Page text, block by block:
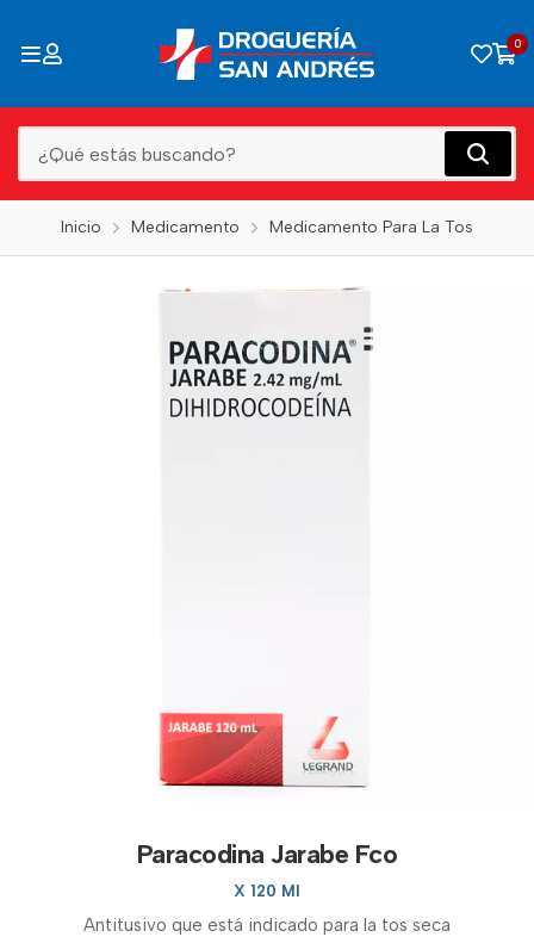
0
Inicio Medicamento Medicamento Para La Tos
Paracodina Jarabe Fco
X 120 Ml
Antitusivo que está indicado para la tos seca